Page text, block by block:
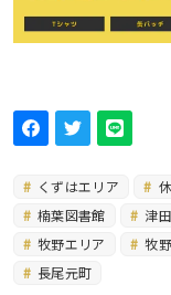
くずはエリア
楠葉図書館
津
牧野エリア
牧
長尾元町